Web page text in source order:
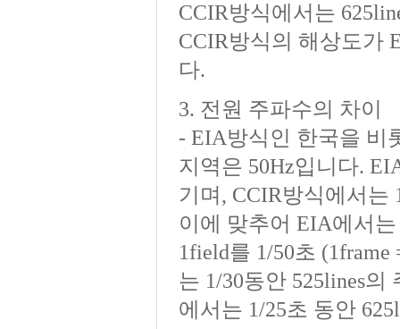
CCIR방식에서는
CCIR방식의 해상도가
다.
3. 전원 주파수의 차이
- EIA방식인 한국을 비
지역은 50Hz입니다.
기며, CCIR방식에서는
이에 맞추어 EIA에서
1field를 1/50초
는 1/30동안 525lines
에서는 1/25초 동안